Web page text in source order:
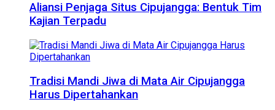
Aliansi Penjaga Situs Cipujangga: Bentuk Tim
Kajian Terpadu
Tradisi Mandi Jiwa di Mata Air Cipujangga
Harus Dipertahankan